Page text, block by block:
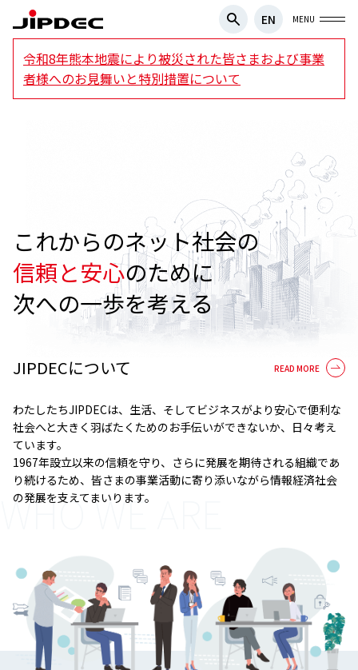
EN MENU
令和8年熊本地震により被災された皆さまおよび事業
者様へのお見舞いと特別措置について
これからのネット社会の
信頼と安心のために
次への一歩を考える
WHO WE ARE
JIPDECについて
わたしたちJIPDECは、生活、そしてビジネスがより安心で便利な
社会へと大きく羽ばたくためのお手伝いができないか、日々考え
ています。
1967年設立以来の信頼を守り、さらに発展を期待される組織であ
り続けるため、皆さまの事業活動に寄り添いながら情報経済社会
の発展を支えてまいります。